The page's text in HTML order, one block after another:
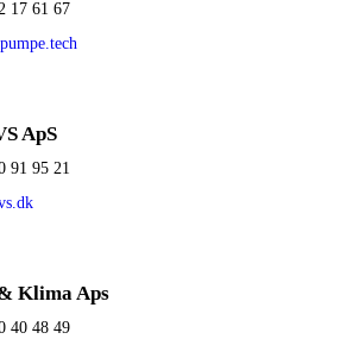
17 61 67
ApS
91 95 21
Klima Aps
40 48 49